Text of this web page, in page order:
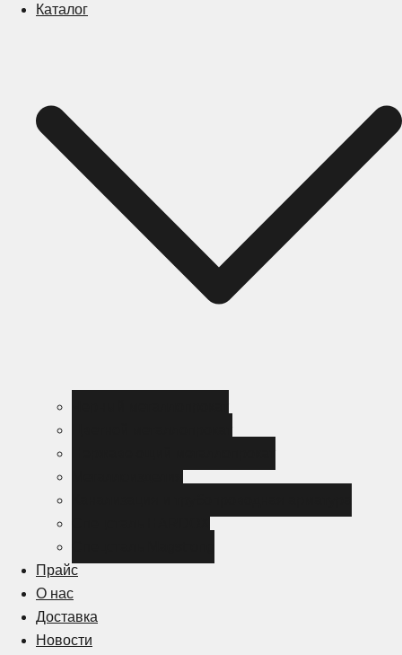
Каталог
Прайс
О нас
Доставка
Новости